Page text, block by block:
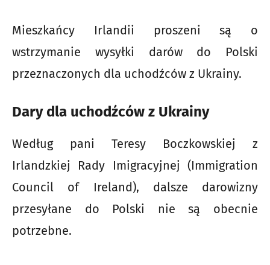
Mieszkańcy Irlandii proszeni są o
wstrzymanie wysyłki darów do Polski
przeznaczonych dla uchodźców z Ukrainy.
Dary dla uchodźców z Ukrainy
Według pani Teresy Boczkowskiej z
Irlandzkiej Rady Imigracyjnej (Immigration
Council of Ireland), dalsze darowizny
przesyłane do Polski nie są obecnie
potrzebne.